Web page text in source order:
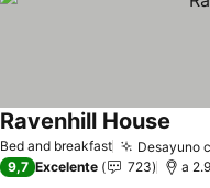
Bed and breakfast Desayuno
Ravenhill House
9,7 Excelente 723 a